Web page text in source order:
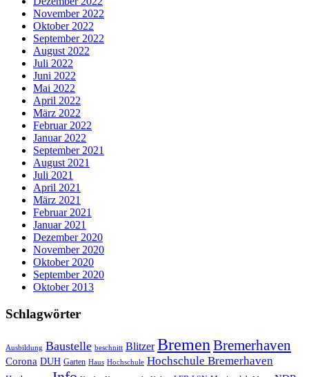
November 2022
Oktober 2022
September 2022
August 2022
Juli 2022
Juni 2022
Mai 2022
April 2022
März 2022
Februar 2022
Januar 2022
September 2021
August 2021
Juli 2021
April 2021
März 2021
Februar 2021
Januar 2021
Dezember 2020
November 2020
Oktober 2020
September 2020
Oktober 2013
Schlagwörter
Ausbildung Baustelle beschnitt Blitzer Bremen Bremerhaven
Corona DUH Garten Haus Hochschule Hochschule Bremerhaven